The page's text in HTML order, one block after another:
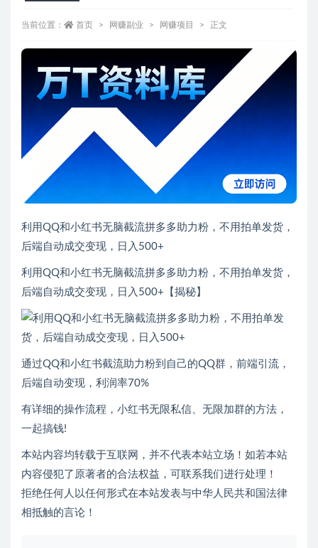
当前位置： 首页 网赚副业 网赚项目 正文
利用QQ和小红书无脑截流拼多多助力粉，不用拍单发货，
后端自动成交变现，日入500+
利用QQ和小红书无脑截流拼多多助力粉，不用拍单发货，
后端自动成交变现，日入500+【揭秘】
通过QQ和小红书截流助力粉到自己的QQ群，前端引流，
后端自动变现，利润率70%
有详细的操作流程，小红书无限私信、无限加群的方法，
一起搞钱!
本站内容均转载于互联网，并不代表本站立场！如若本站
内容侵犯了原著者的合法权益，可联系我们进行处理！
拒绝任何人以任何形式在本站发表与中华人民共和国法律
相抵触的言论！